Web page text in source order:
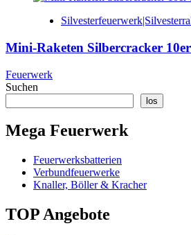
Mini-Raketen Silbercracker
Feuerwerk
Suchen
los
Mega Feuerwerk
Feuerwerksbatterien
Verbundfeuerwerke
Knaller, Böller & Kracher
TOP Angebote